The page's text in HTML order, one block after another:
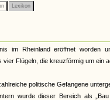
Lexikon
im Rheinland eröffnet worden
Flügeln, die kreuzförmig um ein
politische Gefangene
wurde dieser Bereich als